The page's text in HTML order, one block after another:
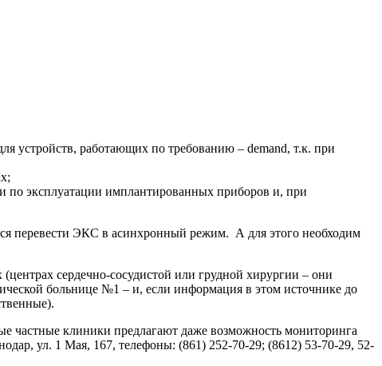
устройств, работающих по требованию – demand, т.к. при
по эксплуатации имплантированных приборов и, при
перевести ЭКС в асинхронный режим. А для этого необходим
сердечно-сосудистой или грудной хирургии – они
больнице №1 – и, если информация в этом источнике до
частные клиники предлагают даже возможность мониторинга
ул. 1 Мая, 167, телефоны: (861) 252-70-29; (8612) 53-70-29, 52-